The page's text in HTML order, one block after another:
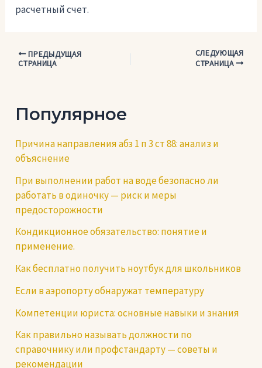
расчетный счет.
Навигация
ПРЕДЫДУЩАЯ
СТРАНИЦА
СЛЕДУЮЩАЯ
СТРАНИЦА
Популярное
Причина направления абз 1 п 3 ст 88: анализ и
объяснение
При выполнении работ на воде безопасно ли
работать в одиночку — риск и меры
предосторожности
Кондикционное обязательство: понятие и
применение.
Как бесплатно получить ноутбук для школьников
Если в аэропорту обнаружат температуру
Компетенции юриста: основные навыки и знания
Как правильно называть должности по
справочнику или профстандарту — советы и
рекомендации